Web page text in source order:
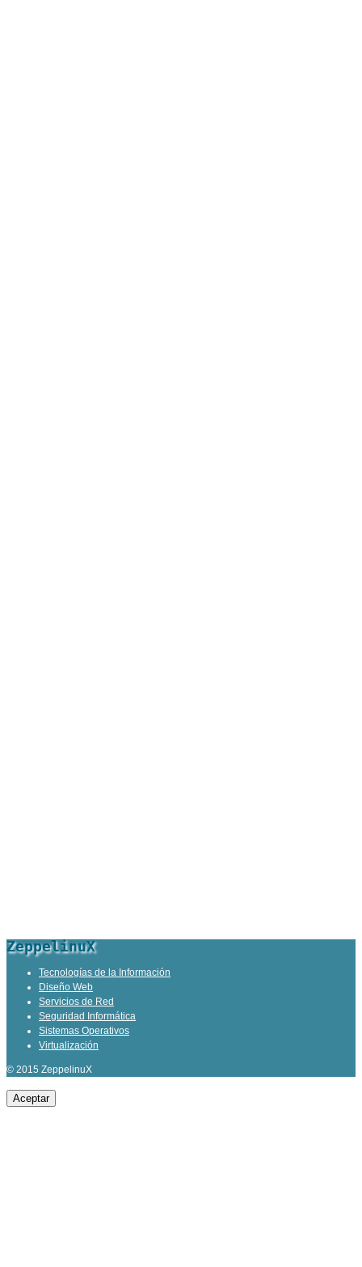
ZeppelinuX
Tecnologías de la Información
Diseño Web
Servicios de Red
Seguridad Informática
Sistemas Operativos
Virtualización
© 2015 ZeppelinuX
Aceptar